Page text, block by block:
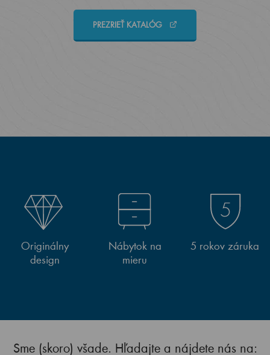
PREZRIEŤ KATALÓG
Originálny
design
Nábytok na
mieru
5 rokov záruka
Sme (skoro) všade. Hľadajte a nájdete nás na: